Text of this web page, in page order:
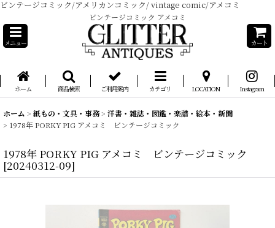
ビンテージコミック/アメリカンコミック/ vintage comic/アメコミ
ビンテージコミック アメコミ
メニュー カート
ホーム 商品検索 ご利用案内 カテゴリ LOCATION Instagram
ホーム > 紙もの・文具・事務> 洋書・雑誌・図鑑・楽譜・絵本・新聞
> 1978年 PORKY PIG アメコミ ビンテージコミック
1978年 PORKY PIG アメコミ ビンテージコミック
[20240312-09]